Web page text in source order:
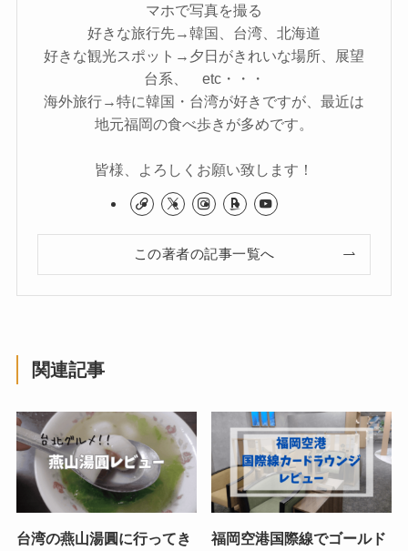
マホで写真を撮る
好きな旅行先→韓国、台湾、北海道
好きな観光スポット→夕日がきれいな場所、展望
台系、 etc・・・
海外旅行→特に韓国・台湾が好きですが、最近は
地元福岡の食べ歩きが多めです。
皆様、よろしくお願い致します！
この著者の記事一覧へ
関連記事
台湾の燕山湯圓に行ってき
福岡空港国際線でゴールド